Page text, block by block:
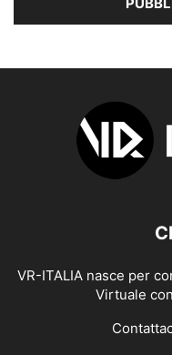
VR-ITALIA nasce per
Virtuale